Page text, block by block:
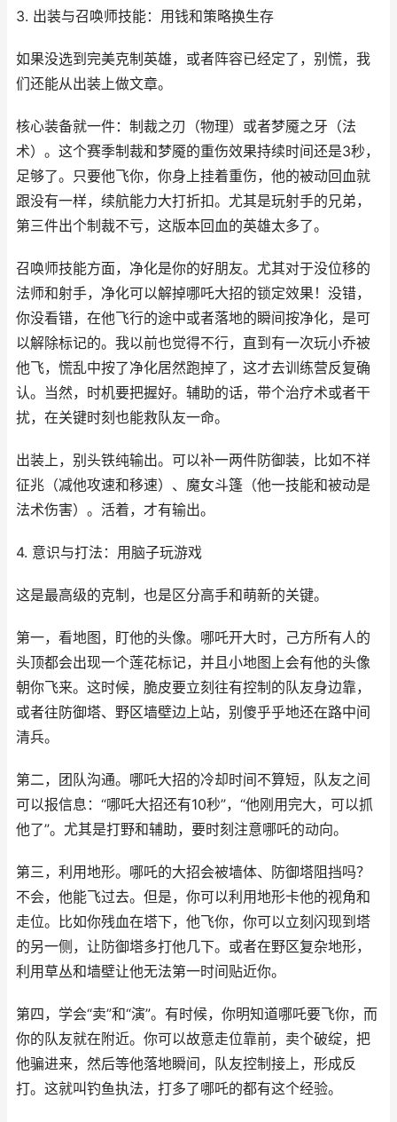
3. 出装与召唤师技能：用钱和策略换生存
如果没选到完美克制英雄，或者阵容已经定了，别慌，我
们还能从出装上做文章。
核心装备就一件：制裁之刃（物理）或者梦魇之牙（法
术）。这个赛季制裁和梦魇的重伤效果持续时间还是3秒，
足够了。只要他飞你，你身上挂着重伤，他的被动回血就
跟没有一样，续航能力大打折扣。尤其是玩射手的兄弟，
第三件出个制裁不亏，这版本回血的英雄太多了。
召唤师技能方面，净化是你的好朋友。尤其对于没位移的
法师和射手，净化可以解掉哪吒大招的锁定效果！没错，
你没看错，在他飞行的途中或者落地的瞬间按净化，是可
以解除标记的。我以前也觉得不行，直到有一次玩小乔被
他飞，慌乱中按了净化居然跑掉了，这才去训练营反复确
认。当然，时机要把握好。辅助的话，带个治疗术或者干
扰，在关键时刻也能救队友一命。
出装上，别头铁纯输出。可以补一两件防御装，比如不祥
征兆（减他攻速和移速）、魔女斗篷（他一技能和被动是
法术伤害）。活着，才有输出。
4. 意识与打法：用脑子玩游戏
这是最高级的克制，也是区分高手和萌新的关键。
第一，看地图，盯他的头像。哪吒开大时，己方所有人的
头顶都会出现一个莲花标记，并且小地图上会有他的头像
朝你飞来。这时候，脆皮要立刻往有控制的队友身边靠，
或者往防御塔、野区墙壁边上站，别傻乎乎地还在路中间
清兵。
第二，团队沟通。哪吒大招的冷却时间不算短，队友之间
可以报信息：“哪吒大招还有10秒”，“他刚用完大，可以抓
他了”。尤其是打野和辅助，要时刻注意哪吒的动向。
第三，利用地形。哪吒的大招会被墙体、防御塔阻挡吗？
不会，他能飞过去。但是，你可以利用地形卡他的视角和
走位。比如你残血在塔下，他飞你，你可以立刻闪现到塔
的另一侧，让防御塔多打他几下。或者在野区复杂地形，
利用草丛和墙壁让他无法第一时间贴近你。
第四，学会“卖”和“演”。有时候，你明知道哪吒要飞你，而
你的队友就在附近。你可以故意走位靠前，卖个破绽，把
他骗进来，然后等他落地瞬间，队友控制接上，形成反
打。这就叫钓鱼执法，打多了哪吒的都有这个经验。